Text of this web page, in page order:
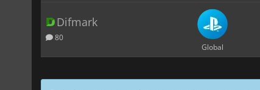
Difmark
80
Global